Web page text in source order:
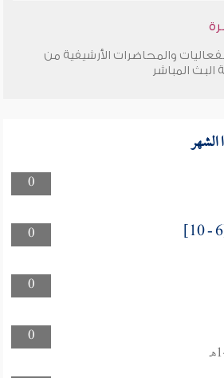
والمحاضرات الأرشيفية من
المباشر
الشهر
0
0
0
0